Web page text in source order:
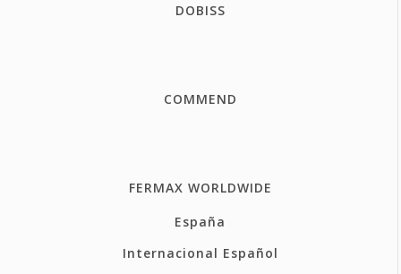
DOBISS
COMMEND
FERMAX WORLDWIDE
España
Internacional Español